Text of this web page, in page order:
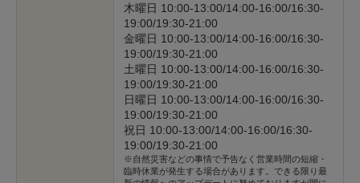
木曜日 10:00-13:00/14:00-16:00/16:30-
19:00/19:30-21:00
金曜日 10:00-13:00/14:00-16:00/16:30-
19:00/19:30-21:00
土曜日 10:00-13:00/14:00-16:00/16:30-
19:00/19:30-21:00
日曜日 10:00-13:00/14:00-16:00/16:30-
19:00/19:30-21:00
祝日 10:00-13:00/14:00-16:00/16:30-
19:00/19:30-21:00
※自然災害などの事情で予告なく営業時間の短縮・
臨時休業が発生する場合があります。できる限り最